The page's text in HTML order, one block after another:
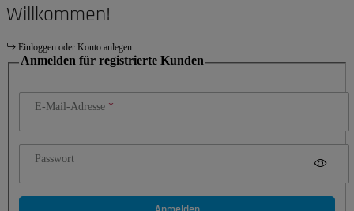
Willkommen!
Einloggen oder Konto anlegen.
Anmelden für registrierte Kunden
E-Mail-Adresse
Passwort